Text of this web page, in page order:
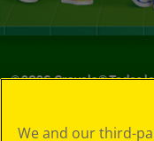
©2026Crayola® Todos
We and our third-